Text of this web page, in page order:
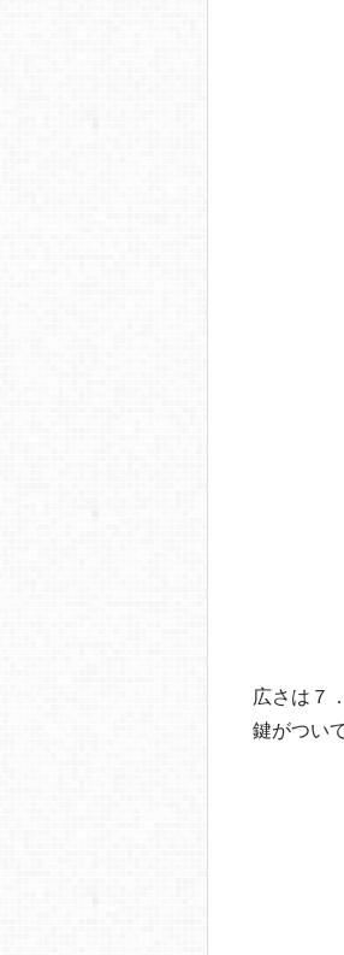
広さは７
鍵がつい